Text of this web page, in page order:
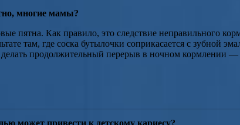
многие мамы?
пятна. Как правило, это следствие неправильного
там, где соска бутылочки соприкасается с зубной
продолжительный перерыв в ночном кормлении —